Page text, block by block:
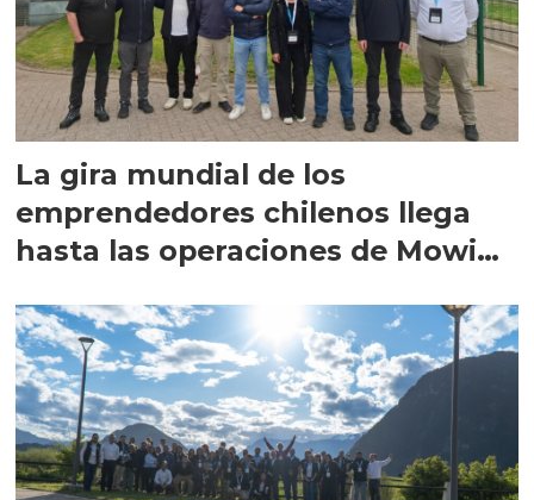
La gira mundial de los
emprendedores chilenos llega
hasta las operaciones de Mowi